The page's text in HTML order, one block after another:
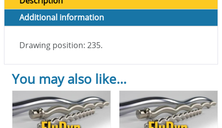
Additional information
Drawing position: 235.
You may also like…